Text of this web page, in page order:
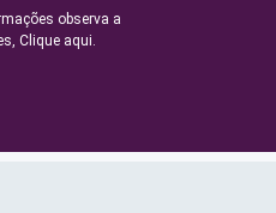
observa a
Clique aqui.